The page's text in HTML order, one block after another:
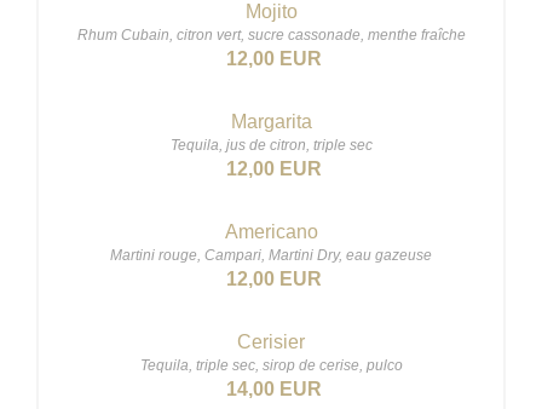
Mojito
Rhum Cubain, citron vert, sucre cassonade, menthe fraîche
12,00 EUR
Margarita
Tequila, jus de citron, triple sec
12,00 EUR
Americano
Martini rouge, Campari, Martini Dry, eau gazeuse
12,00 EUR
Cerisier
Tequila, triple sec, sirop de cerise, pulco
14,00 EUR